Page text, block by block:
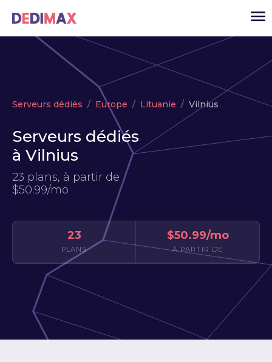
VPS
Serveurs dédiés
USD▾
MON ESPACE
Serveurs dédiés Europe Lituanie Vilnius
Serveurs dédiés
à Vilnius
23 plans, à partir de
$50.99/mo
23
PLANS
$50.99/mo
À PARTIR DE